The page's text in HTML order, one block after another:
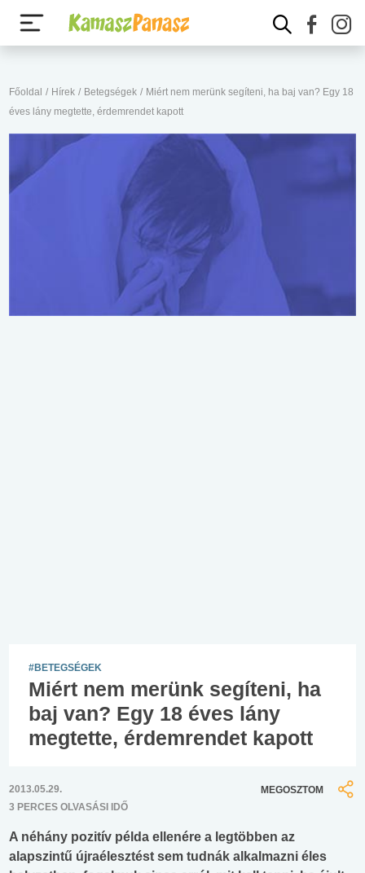
Főoldal / Hírek / Betegségek / Miért nem merünk segíteni, ha baj van? Egy 18
éves lány megtette, érdemrendet kapott
#BETEGSÉGEK
Miért nem merünk segíteni, ha
baj van? Egy 18 éves lány
megtette, érdemrendet kapott
2013.05.29.
3 PERCES OLVASÁSI IDŐ
MEGOSZTOM
A néhány pozitív példa ellenére a legtöbben az
alapszintű újraélesztést sem tudnák alkalmazni éles